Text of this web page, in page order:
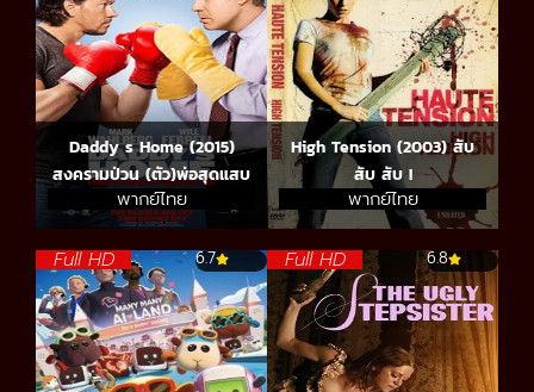
Daddy s Home (2015)
สงครามป่วน (ตัว)พ่อสุดแสบ
พากย์ไทย
High Tension (2003) สับ
สับ สับ !
พากย์ไทย
Full HD 6.7 Full HD 6.8